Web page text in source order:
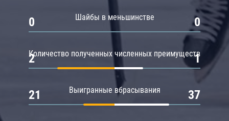
Шайбы в меньшинстве
0 0
Количество полученных численных преимуществ
2 1
Выигранные вбрасывания
21 37